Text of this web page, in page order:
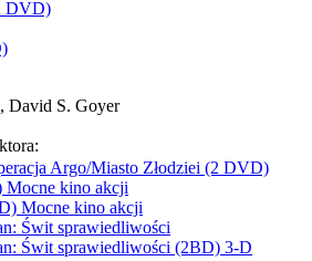
DVD)
, David S. Goyer
Argo/Miasto Złodziei (2 DVD)
Mocne kino akcji
Mocne kino akcji
Świt sprawiedliwości
Świt sprawiedliwości (2BD) 3-D